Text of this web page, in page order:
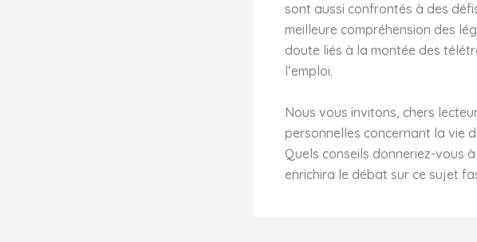
sont aussi confrontés à des
meilleure compréhension des
doute liés à la montée des
l’emploi.
Nous vous invitons, chers
personnelles concernant la vie
Quels conseils donneriez-vous
enrichira le débat sur ce sujet